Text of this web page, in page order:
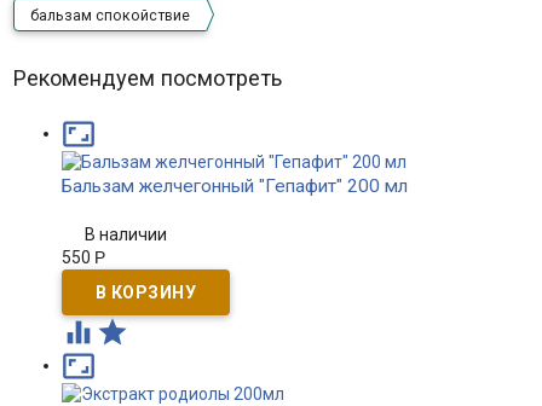
бальзам спокойствие
Рекомендуем посмотреть

Бальзам желчегонный "Гепафит" 200 мл
В наличии
550 Р
 
